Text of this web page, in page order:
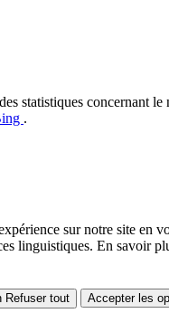
statistiques concernant
.
sur notre site en
linguistiques. En savoir
Refuser tout Accepter les